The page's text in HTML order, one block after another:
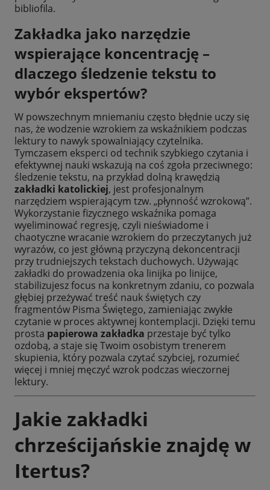
bibliofila.
Zakładka jako narzędzie
wspierające koncentrację –
dlaczego śledzenie tekstu to
wybór ekspertów?
W powszechnym mniemaniu często błędnie uczy się
nas, że wodzenie wzrokiem za wskaźnikiem podczas
lektury to nawyk spowalniający czytelnika.
Tymczasem eksperci od technik szybkiego czytania i
efektywnej nauki wskazują na coś zgoła przeciwnego:
śledzenie tekstu, na przykład dolną krawędzią
zakładki katolickiej, jest profesjonalnym
narzędziem wspierającym tzw. „płynność wzrokową”.
Wykorzystanie fizycznego wskaźnika pomaga
wyeliminować regresję, czyli nieświadome i
chaotyczne wracanie wzrokiem do przeczytanych już
wyrazów, co jest główną przyczyną dekoncentracji
przy trudniejszych tekstach duchowych. Używając
zakładki do prowadzenia oka linijka po linijce,
stabilizujesz focus na konkretnym zdaniu, co pozwala
głębiej przeżywać treść nauk świętych czy
fragmentów Pisma Świętego, zamieniając zwykłe
czytanie w proces aktywnej kontemplacji. Dzięki temu
prosta papierowa zakładka przestaje być tylko
ozdobą, a staje się Twoim osobistym trenerem
skupienia, który pozwala czytać szybciej, rozumieć
więcej i mniej męczyć wzrok podczas wieczornej
lektury.
Jakie zakładki
chrześcijańskie znajdę w
Itertus?